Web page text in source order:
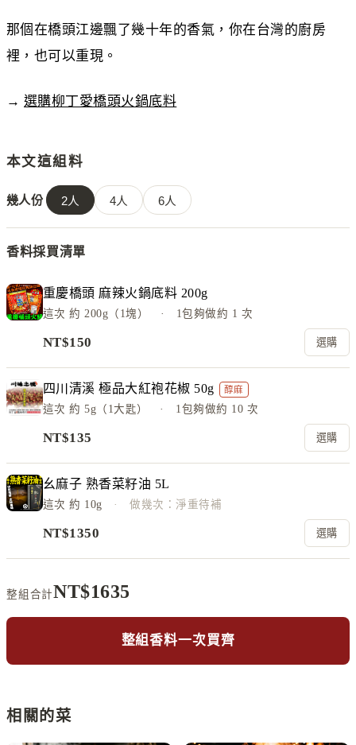
那個在橋頭江邊飄了幾十年的香氣，你在台灣的廚房
裡，也可以重現。
→ 選購柳丁愛橋頭火鍋底料
本文這組料
幾人份 2人 4人 6人
香料採買清單
重慶橋頭 麻辣火鍋底料 200g
這次約 200g（1塊） · 1包夠做約 1 次
NT$150 選購
四川清溪 極品大紅袍花椒 50g 醇麻
這次約 5g（1大匙） · 1包夠做約 10 次
NT$135 選購
幺麻子 熟香菜籽油 5L
這次約 10g · 做幾次：淨重待補
NT$1350 選購
整組合計NT$1635
整組香料一次買齊
相關的菜